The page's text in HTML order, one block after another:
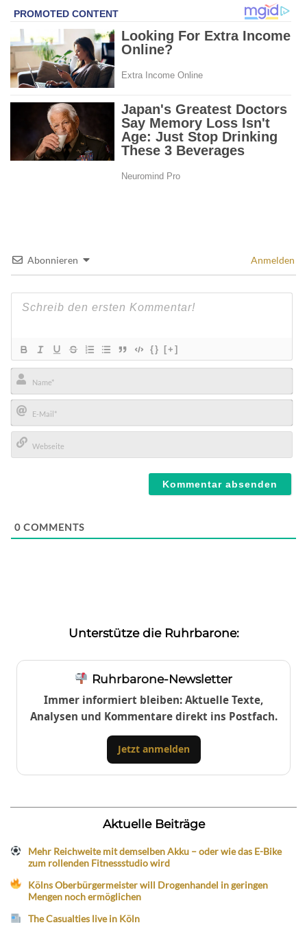
Abonnieren Anmelden
{} [+]
Name*
E-
Mail*
0 COMMENTS
Unterstütze die Ruhrbarone:
Ruhrbarone-Newsletter
Immer informiert bleiben: Aktuelle Texte,
Analysen und Kommentare direkt ins Postfach.
Jetzt anmelden
Aktuelle Beiträge
Mehr Reichweite mit demselben Akku – oder wie das E-Bike
zum rollenden Fitnessstudio wird
Kölns Oberbürgermeister will Drogenhandel in geringen
Mengen noch ermöglichen
The Casualties live in Köln